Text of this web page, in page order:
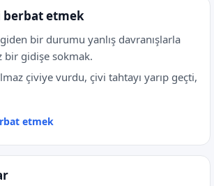
berbat etmek
bir durumu yanlış davranışlarla
bir gidişe sokmak.
çiviye vurdu, çivi tahtayı yarıp geçti,
etmek